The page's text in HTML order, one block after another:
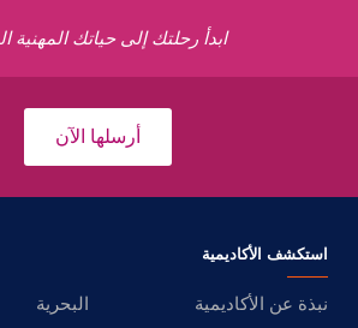
ابدأ رحلتك إلى حياتك المهنية
أرسلها الآن
استكشف الأكاديمية
نبذة عن الأكاديمية
البحرية